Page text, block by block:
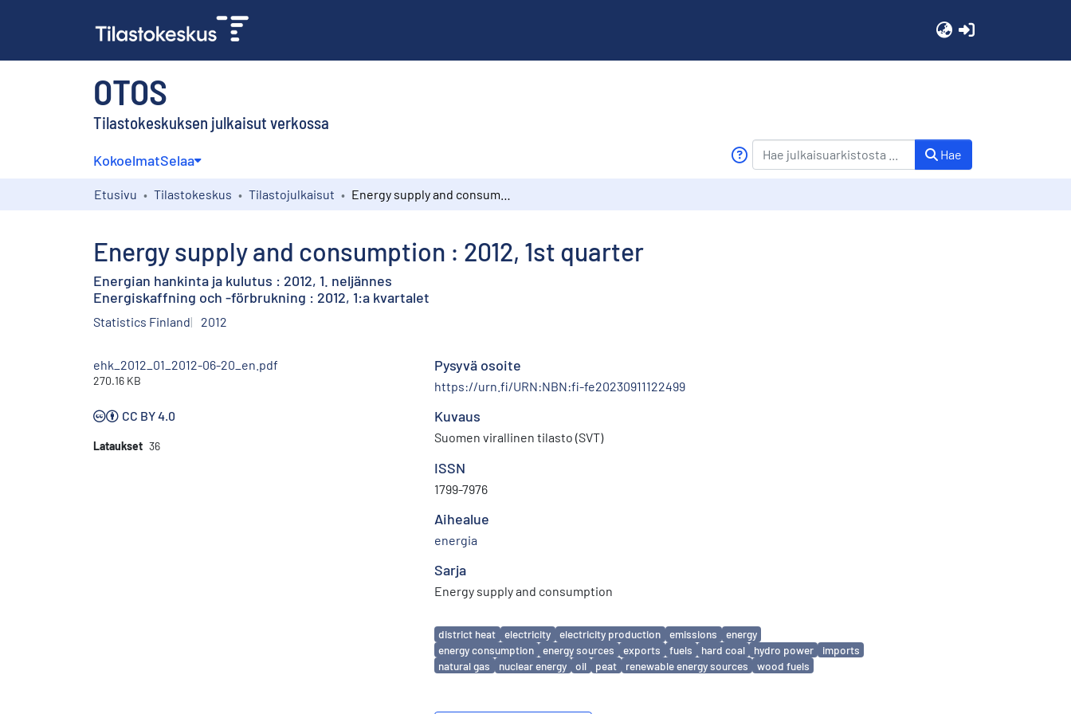
OTOS
Tilastokeskuksen julkaisut verkossa
KokoelmatSelaa Hae
Etusivu Tilastokeskus Tilastojulkaisut
Energy supply and consumption : 2012, 1st quarter
Energian hankinta ja kulutus : 2012, 1. neljännes
Energiskaffning och -förbrukning : 2012, 1:a kvartalet
Statistics Finland 2012
ehk_2012_01_2012-06-20_en.pdf
270.16 KB
CC BY 4.0
Lataukset 36
Pysyvä osoite
https://urn.fi/URN:NBN:fi-fe20230911122499
Kuvaus
Suomen virallinen tilasto (SVT)
ISSN
1799-7976
Aihealue
energia
Sarja
Energy supply and consumption
Avainsanat
district heat electricity electricity production emissions
energy
energy consumption
energy sources exports fuels hard coal hydro power
imports
natural gas
nuclear energy oil peat renewable energy sources wood fuels